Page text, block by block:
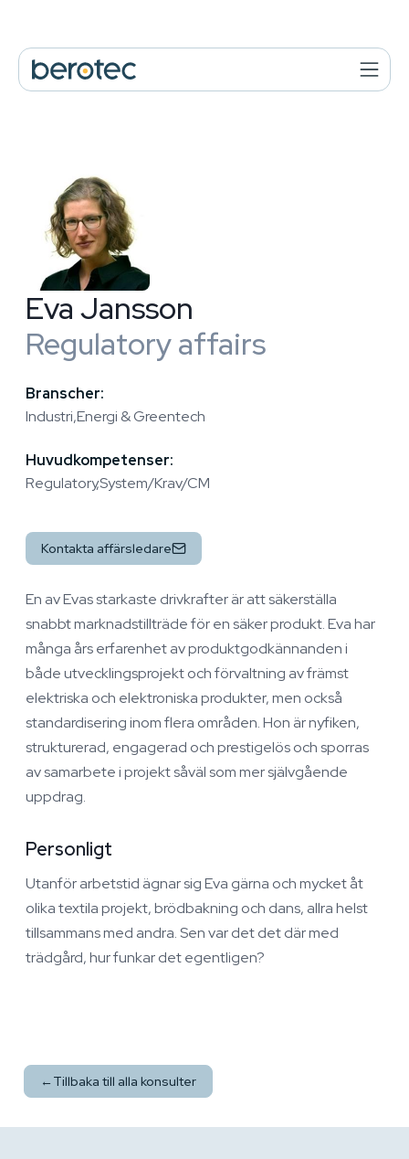
Eva Jansson
Regulatory affairs
Branscher:
IndustriEnergi & Greentech
Huvudkompetenser:
RegulatorySystem/Krav/CM
Kontakta affärsledare
En av Evas starkaste drivkrafter är att säkerställa
snabbt marknadstillträde för en säker produkt. Eva har
många års erfarenhet av produktgodkännanden i
både utvecklingsprojekt och förvaltning av främst
elektriska och elektroniska produkter, men också
standardisering inom flera områden. Hon är nyfiken,
strukturerad, engagerad och prestigelös och sporras
av samarbete i projekt såväl som mer självgående
uppdrag.
Personligt
Utanför arbetstid ägnar sig Eva gärna och mycket åt
olika textila projekt, brödbakning och dans, allra helst
tillsammans med andra. Sen var det det där med
trädgård, hur funkar det egentligen?
← Tillbaka till alla konsulter